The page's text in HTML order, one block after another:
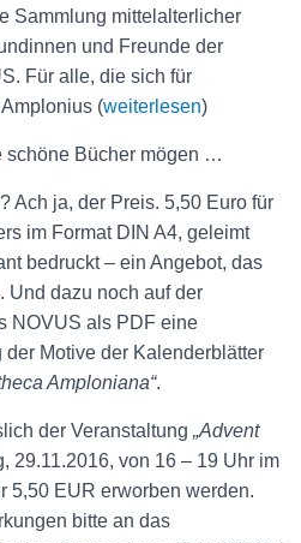
Sammlung mittelalterlicher
und Freunde der
Für alle, die sich für
(weiterlesen)
schöne Bücher mögen …
Ach ja, der Preis. 5,50 Euro für
im Format DIN A4, geleimt
bedruckt – ein Angebot, das
Und dazu noch auf der
NOVUS als PDF eine
Motive der Kalenderblätter
Amploniana“.
der Veranstaltung „Advent
29.11.2016, von 16 – 19 Uhr im
5,50 EUR erworben werden.
bitte an das